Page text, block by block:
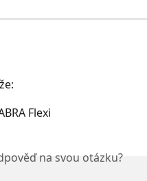
Flexi
na svou otázku?